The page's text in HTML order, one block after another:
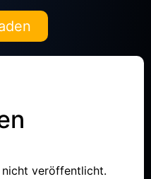
veröffentlicht.